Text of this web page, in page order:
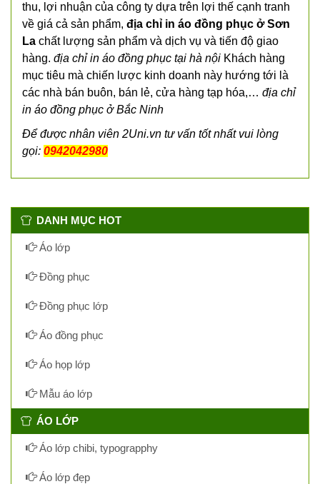
thu, lợi nhuận của công ty dựa trên lợi thế cạnh tranh
về giá cả sản phẩm, địa chỉ in áo đồng phục ở Sơn
La chất lượng sản phẩm và dịch vụ và tiến độ giao
hàng. địa chỉ in áo đồng phục tại hà nội Khách hàng
mục tiêu mà chiến lược kinh doanh này hướng tới là
các nhà bán buôn, bán lẻ, cửa hàng tạp hóa,… địa chỉ
in áo đồng phục ở Bắc Ninh
Để được nhân viên 2Uni.vn tư vấn tốt nhất vui lòng
gọi: 0942042980
DANH MỤC HOT
Áo lớp
Đồng phục
Đồng phục lớp
Áo đồng phục
Áo họp lớp
Mẫu áo lớp
ÁO LỚP
Áo lớp chibi, typograpphy
Áo lớp đẹp